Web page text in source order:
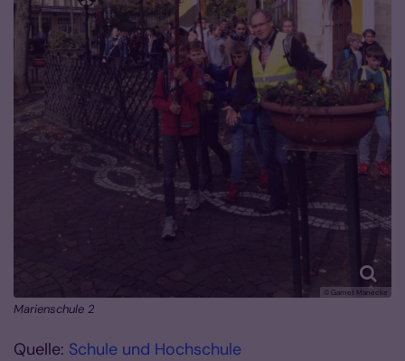
© Garnet Manecke
Marienschule 2
Quelle: Schule und Hochschule